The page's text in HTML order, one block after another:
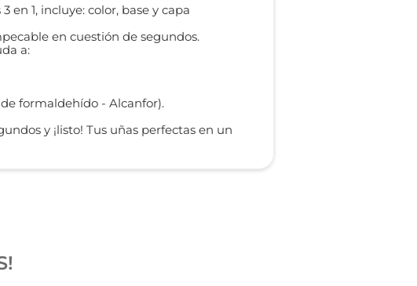
en 1, incluye: color, base y capa
en cuestión de segundos.
a:
formaldehído - Alcanfor).
y ¡listo! Tus uñas perfectas en un